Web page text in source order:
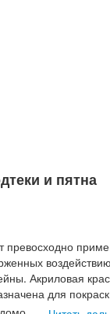
и пятна
превосходно
Акриловая
для